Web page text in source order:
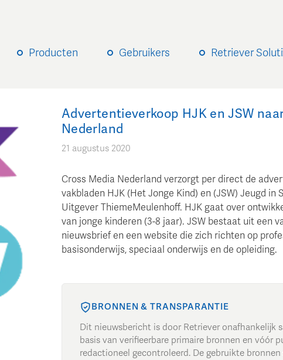
Producten Gebruikers Retriever
Advertentieverkoop HJK en JSW
Nederland
21 augustus 2020
Cross Media Nederland verzorgt per direct de
vakbladen HJK (Het Jonge Kind) en (JSW) Jeugd in
Uitgever ThiemeMeulenhoff. HJK gaat over
van jonge kinderen (3-8 jaar). JSW bestaat uit een
nieuwsbrief en een website die zich richten op
basisonderwijs, speciaal onderwijs en de opleiding.
BRONNEN & TRANSPARANTIE
Dit nieuwsbericht is door Retriever onafhankelijk
basis van verifieerbare primaire bronnen en vóór
redactioneel gecontroleerd. De gebruikte